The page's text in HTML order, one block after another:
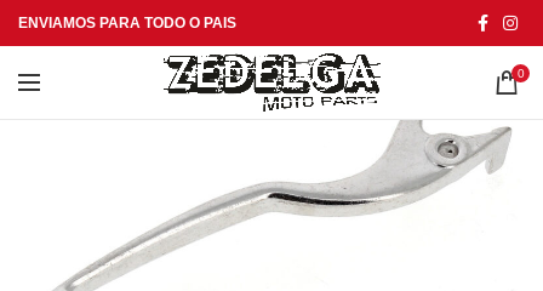
ENVIAMOS PARA TODO O PAIS
0